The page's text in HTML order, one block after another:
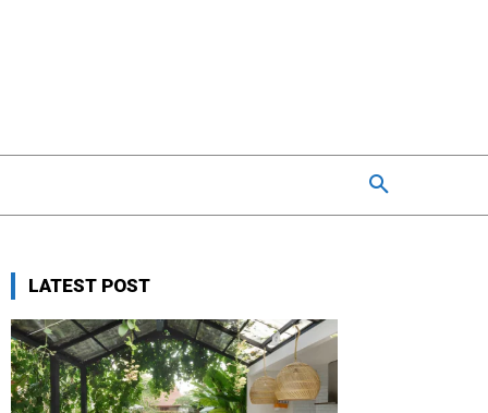
LATEST POST